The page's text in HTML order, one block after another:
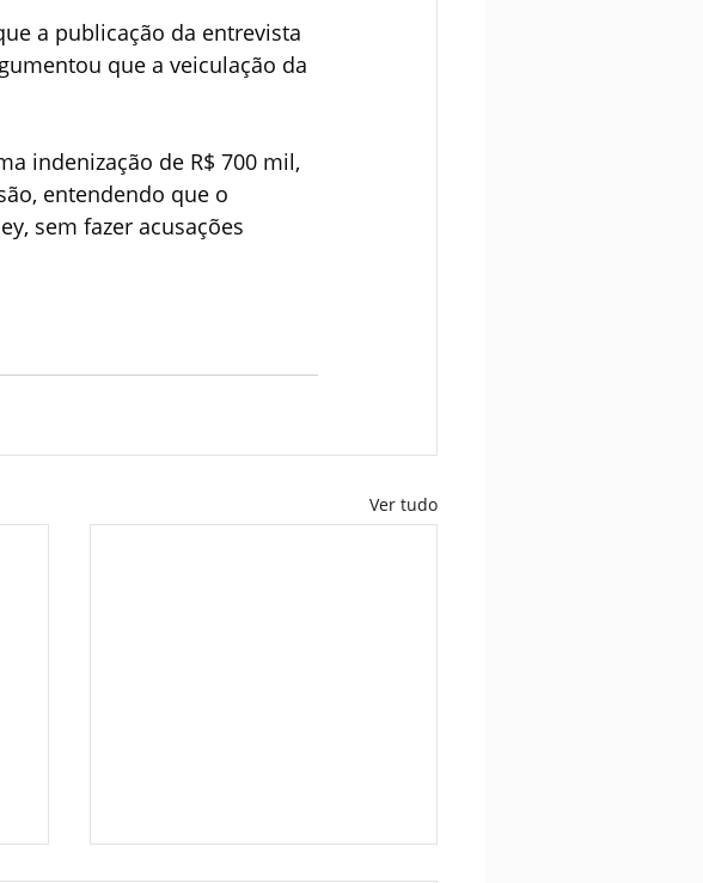
a publicação da entrevista
que a veiculação da
indenização de R$ 700 mil,
entendendo que o
sem fazer acusações
Ver tudo